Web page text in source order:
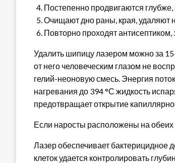
Постепенно продвигаются
Очищают дно раны, края, удаляют
Повторно проходят
Удалить шипицу лазером можно за
от него человеческим глазом не
гелий-неоновую смесь. Энергия
нагревания до 394 °С жидкость
предотвращает открытие
Если наросты расположены на
Лазер обеспечивает бактерицидное
клеток удается контролировать